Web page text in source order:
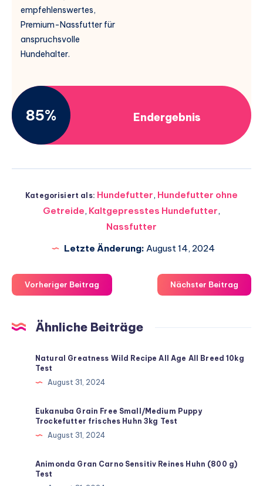
empfehlenswertes,
Premium-Nassfutter für
anspruchsvolle
Hundehalter.
85% Endergebnis
Kategorisiert als: Hundefutter, Hundefutter ohne
Getreide, Kaltgepresstes Hundefutter,
Nassfutter
Letzte Änderung: August 14, 2024
Vorheriger Beitrag Nächster Beitrag
Ähnliche Beiträge
Natural Greatness Wild Recipe All Age All Breed 10kg
Test
August 31, 2024
Eukanuba Grain Free Small/Medium Puppy
Trockefutter frisches Huhn 3kg Test
August 31, 2024
Animonda Gran Carno Sensitiv Reines Huhn (800 g)
Test